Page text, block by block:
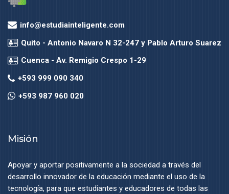
info@estudiainteligente.com
Quito - Antonio Navaro N 32-247 y Pablo Arturo Suarez
Cuenca - Av. Remigio Crespo 1-29
+593 999 090 340
+593 987 960 020
Misión
Apoyar y aportar positivamente a la sociedad a través del
desarrollo innovador de la educación mediante el uso de la
tecnología, para que estudiantes y educadores de todas las